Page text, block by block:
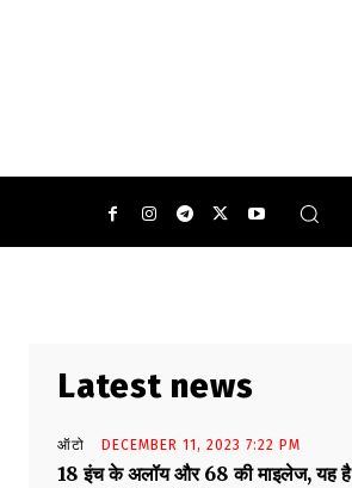
Latest news
ऑटो DECEMBER 11, 2023 7:22 PM
18 इंच के अलॉय और 68 की माइलेज, यह है